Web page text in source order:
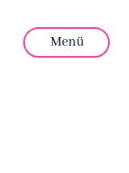
Menü